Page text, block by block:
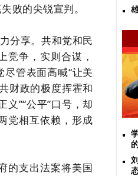
败的尖锐宣判。
分享。共和党和民
竞争，实则合谋，
管表面高喊“让美
财政的极度挥霍和
义”“公平”口号，却
党相互依赖，形成
的支出法案将美国